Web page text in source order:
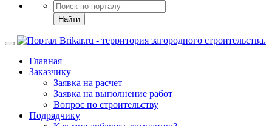
Найти
Главная
Заказчику
Заявка на расчет
Заявка на выполнение работ
Вопрос по строительству
Подрядчику